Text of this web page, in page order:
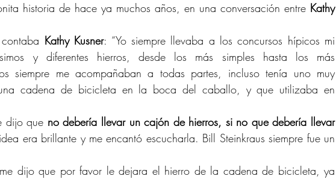
historia de hace ya muchos años, en una conversación entre Kathy
Kathy Kusner: “Yo siempre llevaba a los concursos hípicos mi
y diferentes hierros, desde los más simples hasta los más
siempre me acompañaban a todas partes, incluso tenía uno muy
cadena de bicicleta en la boca del caballo, y que utilizaba en
dijo que no debería llevar un cajón de hierros, si no que debería llevar
era brillante y me encantó escucharla. Bill Steinkraus siempre fue un
dijo que por favor le dejara el hierro de la cadena de bicicleta, ya